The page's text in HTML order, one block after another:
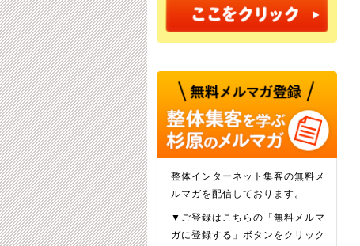
整体インターネット集客の無料メ
ルマガを配信しております。
▼ご登録はこちらの「無料メルマ
ガに登録する」ボタンをクリック